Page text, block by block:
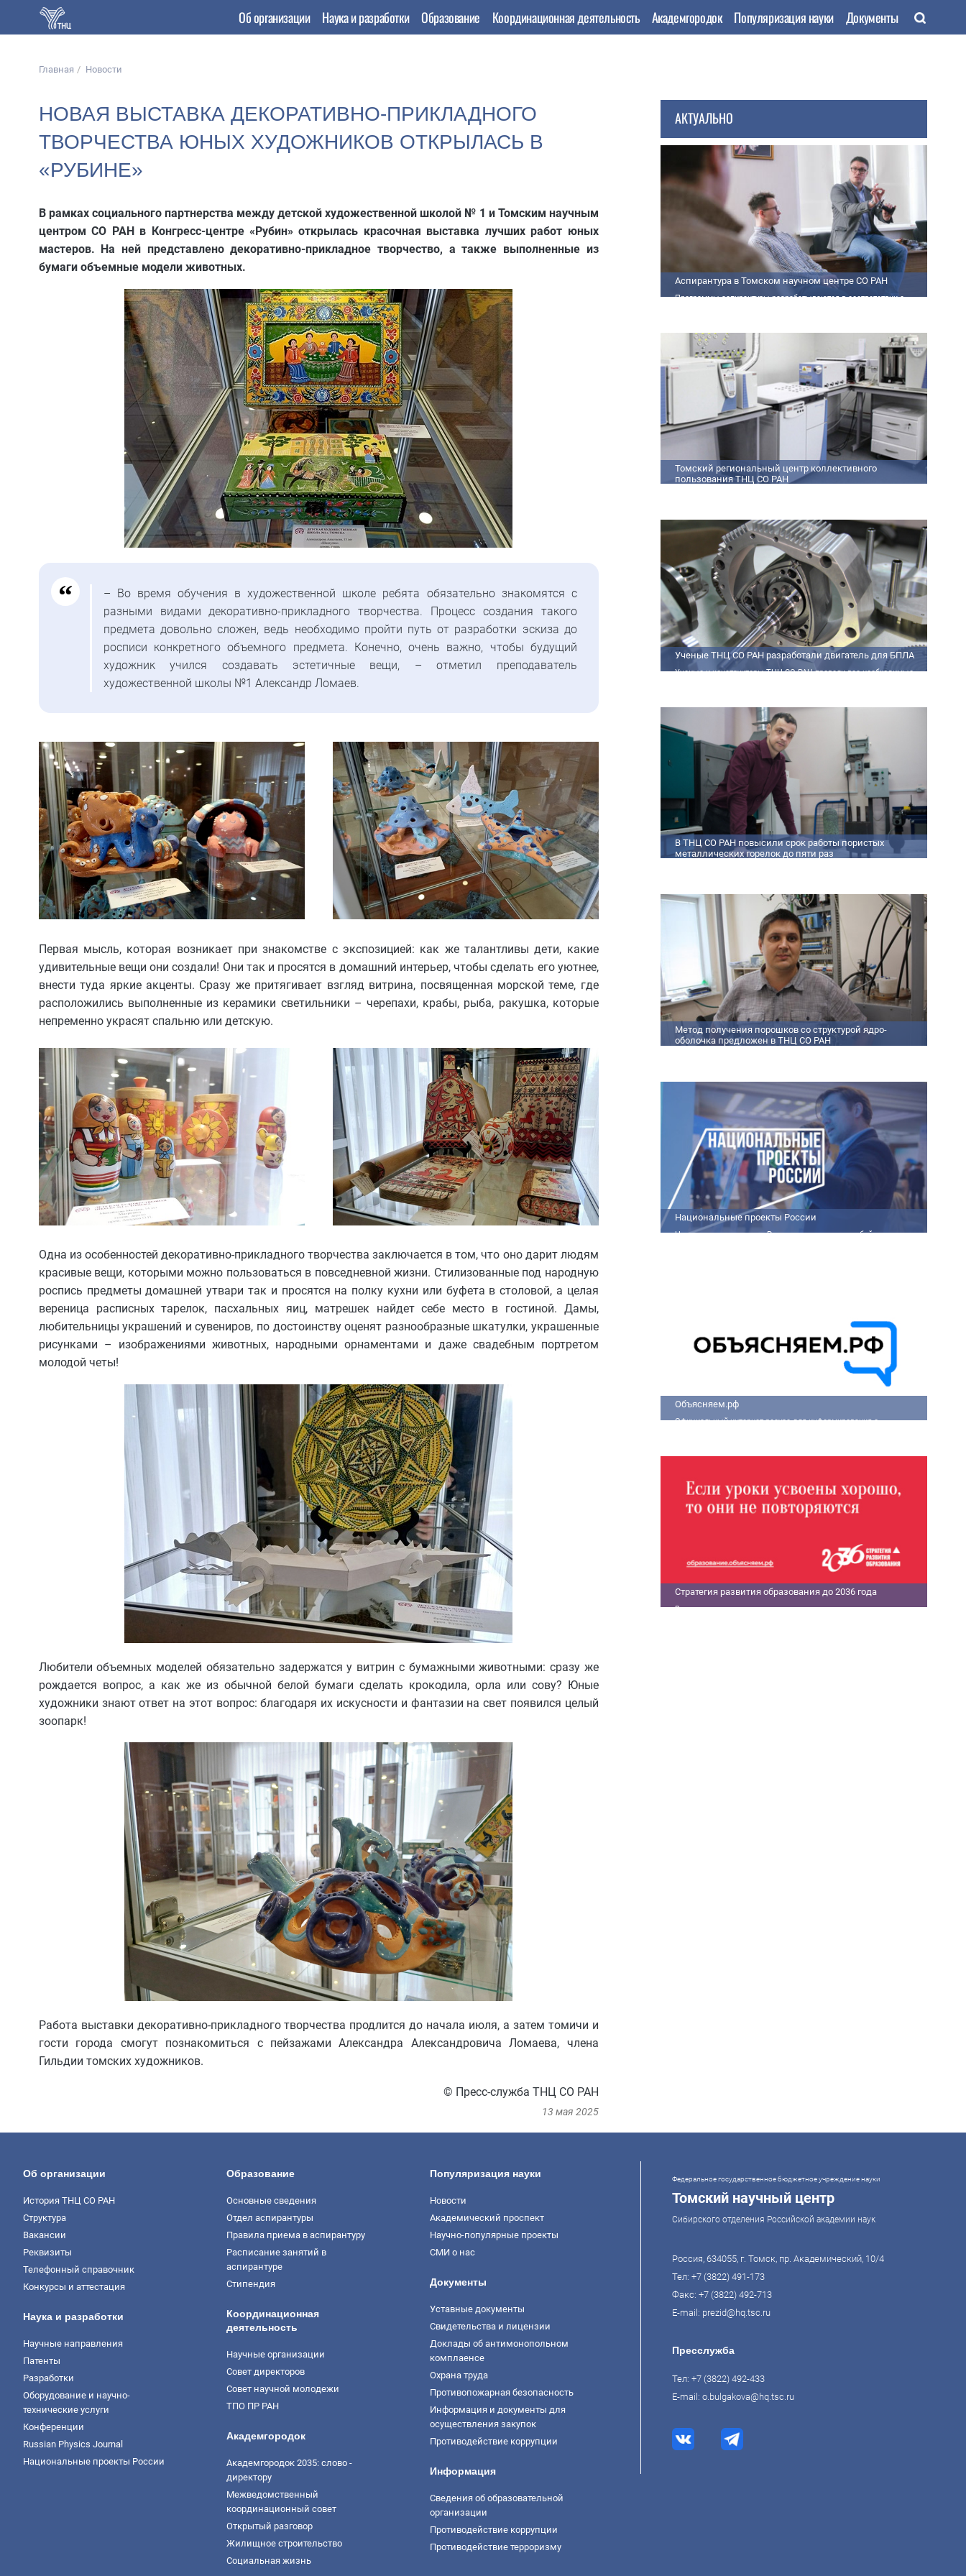
Об организации Наука и разработки Образование Координационная деятельность Академгородок Популяризация науки Документы
Главная Новости
НОВАЯ ВЫСТАВКА ДЕКОРАТИВНО-ПРИКЛАДНОГО
ТВОРЧЕСТВА ЮНЫХ ХУДОЖНИКОВ ОТКРЫЛАСЬ В
«РУБИНЕ»
В рамках социального партнерства между детской художественной школой № 1 и Томским научным
центром СО РАН в Конгресс-центре «Рубин» открылась красочная выставка лучших работ юных
мастеров. На ней представлено декоративно-прикладное творчество, а также выполненные из
бумаги объемные модели животных.
– Во время обучения в художественной школе ребята обязательно знакомятся с
разными видами декоративно-прикладного творчества. Процесс создания такого
предмета довольно сложен, ведь необходимо пройти путь от разработки эскиза до
росписи конкретного объемного предмета. Конечно, очень важно, чтобы будущий
художник учился создавать эстетичные вещи, – отметил преподаватель
художественной школы №1 Александр Ломаев.
Первая мысль, которая возникает при знакомстве с экспозицией: как же талантливы дети, какие
удивительные вещи они создали! Они так и просятся в домашний интерьер, чтобы сделать его уютнее,
внести туда яркие акценты. Сразу же притягивает взгляд витрина, посвященная морской теме, где
расположились выполненные из керамики светильники – черепахи, крабы, рыба, ракушка, которые
непременно украсят спальню или детскую.
Одна из особенностей декоративно-прикладного творчества заключается в том, что оно дарит людям
красивые вещи, которыми можно пользоваться в повседневной жизни. Стилизованные под народную
роспись предметы домашней утвари так и просятся на полку кухни или буфета в столовой, а целая
вереница расписных тарелок, пасхальных яиц, матрешек найдет себе место в гостиной. Дамы,
любительницы украшений и сувениров, по достоинству оценят разнообразные шкатулки, украшенные
рисунками – изображениями животных, народными орнаментами и даже свадебным портретом
молодой четы!
Любители объемных моделей обязательно задержатся у витрин с бумажными животными: сразу же
рождается вопрос, а как же из обычной белой бумаги сделать крокодила, орла или сову? Юные
художники знают ответ на этот вопрос: благодаря их искусности и фантазии на свет появился целый
зоопарк!
Работа выставки декоративно-прикладного творчества продлится до начала июля, а затем томичи и
гости города смогут познакомиться с пейзажами Александра Александровича Ломаева, члена
Гильдии томских художников.
© Пресс-служба ТНЦ СО РАН
13 мая 2025
АКТУАЛЬНО
Аспирантура в Томском научном центре СО РАН
Программы аспирантуры разрабатываются в соответствии с
Томский региональный центр коллективного
пользования ТНЦ СО РАН
материаловедению, радиоизмерению, спектроскопии и
осциллографии
Ученые ТНЦ СО РАН разработали двигатель для БПЛА
Ученые и конструкторы ТНЦ СО РАН провели все необходимые
горения, а также разработали конструкторскую документацию
на опытный образец двигателя.
В ТНЦ СО РАН повысили срок работы пористых
металлических горелок до пяти раз
получаемых методом самораспространяющегося
высокотемпературного синтеза (СВС). Сначала ученые создали
покрытие из диспрозия или иттрия на поверхности
металлических порошков, небольшая добавка которых
позволяет равномерно распределять микроконцентрацию
редкоземельных элементов по всему объем
Метод получения порошков со структурой ядро-
оболочка предложен в ТНЦ СО РАН
orci et, dignissim mauris. Fusce sollicitudin a dolor et bibendum.
Suspendisse rutrum dui id vestibulum aliquet. Vivamus imperdiet
ligula id imperdiet molestie. Phasellus id convallis purus, in
condimentum felis. Phasellus hendrerit, arcu nec elementum
pretium, ipsum justo port
Национальные проекты России
Национальные проекты России представляют собой
Объясняем.рф
Официальный интернет-ресурс для информирования о
Стратегия развития образования до 2036 года
В современном мире только государства с передовыми
Об организации
История ТНЦ СО РАН
Структура
Вакансии
Реквизиты
Телефонный справочник
Конкурсы и аттестация
Наука и разработки
Научные направления
Патенты
Разработки
Оборудование и научно-
технические услуги
Конференции
Russian Physics Journal
Национальные проекты России
Образование
Основные сведения
Отдел аспирантуры
Правила приема в аспирантуру
Расписание занятий в
аспирантуре
Стипендия
Координационная
деятельность
Научные организации
Совет директоров
Совет научной молодежи
ТПО ПР РАН
Академгородок
Академгородок 2035: слово -
директору
Межведомственный
координационный совет
Открытый разговор
Жилищное строительство
Социальная жизнь
Популяризация науки
Новости
Академический проспект
Научно-популярные проекты
СМИ о нас
Документы
Уставные документы
Свидетельства и лицензии
Доклады об антимонопольном
комплаенсе
Охрана труда
Противопожарная безопасность
Информация и документы для
осуществления закупок
Противодействие коррупции
Информация
Сведения об образовательной
организации
Противодействие коррупции
Противодействие терроризму
Федеральное государственное бюджетное учреждение науки
Томский научный центр
Сибирского отделения Российской академии наук
Россия, 634055, г. Томск, пр. Академический, 10/4
Тел:+7 (3822) 491-173
Факс: +7 (3822) 492-713
E-mail: prezid@hq.tsc.ru
Пресслужба
Тел:+7 (3822) 492-433
E-mail:o.bulgakova@hq.tsc.ru